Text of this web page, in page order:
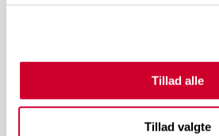
Tillad alle
Tillad valgte